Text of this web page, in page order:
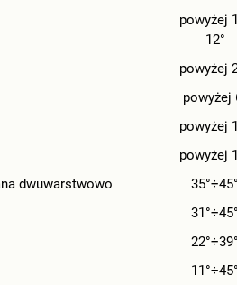
powyżej
12°
powyżej
powyżej
powyżej
powyżej
dwuwarstwowo
35°÷45°
31°÷45°
22°÷39°
11°÷45°